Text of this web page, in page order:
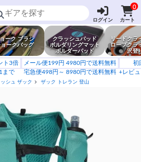
ログイン
0
カート
ーク ブラシ
ークバッグ
クラッシュパッド
ボルダリングマット
ボルダーパッド
リードクラ
ロープクラ
沢登
ト3倍
まで
メール便199円 4980円で送料無料
宅急便498円～ 8980円で送料無料
初
+レビ
シュ ザック ザック トレラン 登山